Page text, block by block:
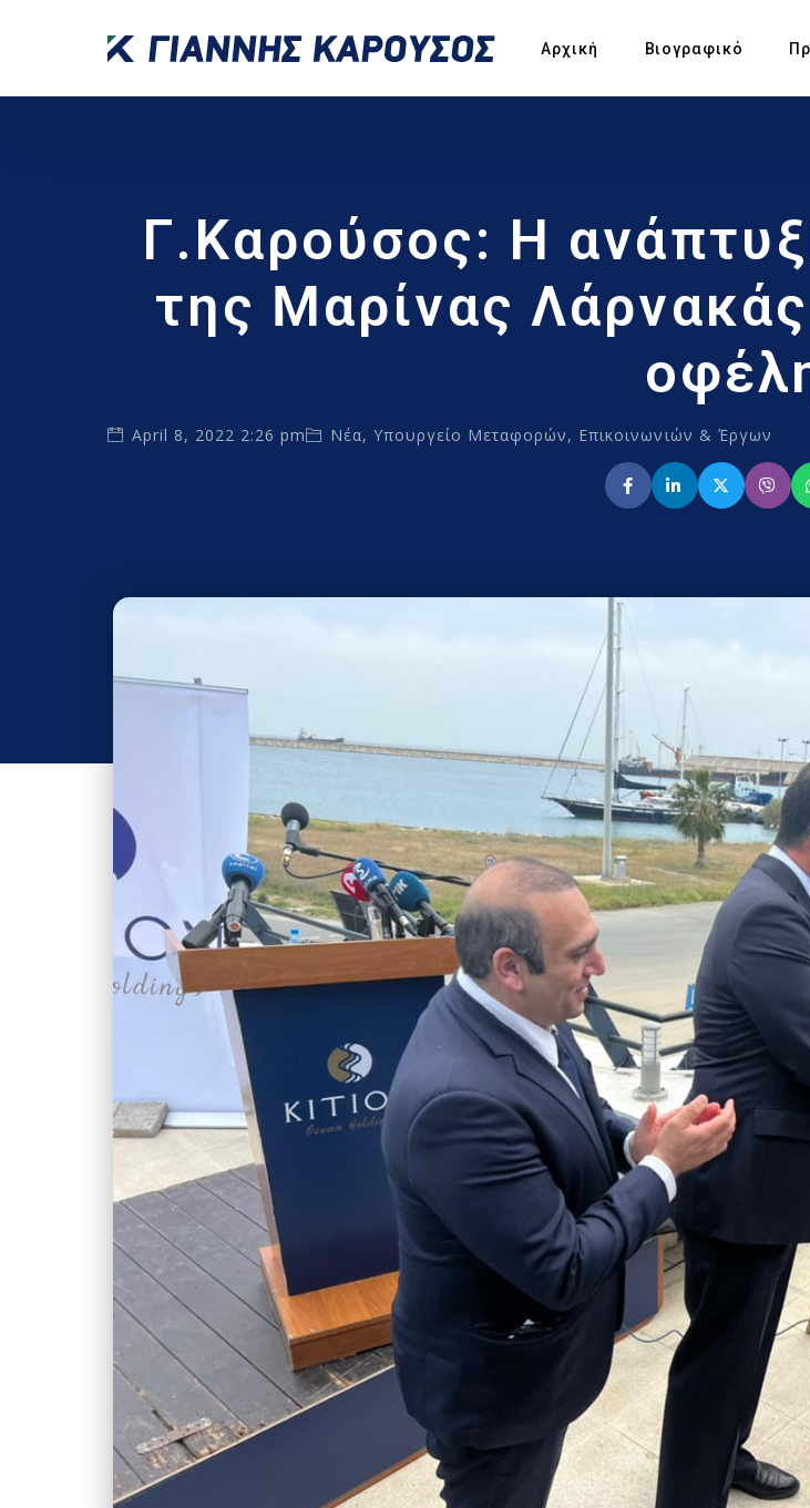
Αρχική Βιογραφικό
Γ.Καρούσος: Η
της Μαρίνας
April 8, 2022 2:26 pm Νέα,Υπουργείο Μεταφορών, Επικοινωνιών & Έργων